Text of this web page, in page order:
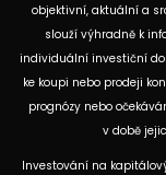
objektivní, aktuální a
slouží výhradně k
individuální investiční
ke koupi nebo prodeji
prognózy nebo
v době
Investování na